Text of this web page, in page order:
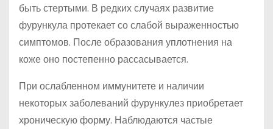
быть стертыми. В редких случаях развитие
фурункула протекает со слабой выраженностью
симптомов. После образования уплотнения на
коже оно постепенно рассасывается.
При ослабленном иммунитете и наличии
некоторых заболеваний фурункулез приобретает
хроническую форму. Наблюдаются частые